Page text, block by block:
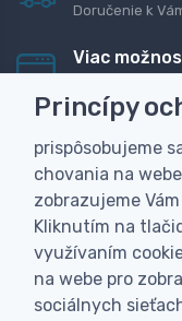
Doručenie k
Viac
dobierku
Vyrobíme Vám
Skúsenosť
Široký
Princípy
prispôsobujeme
chovania na
zobrazujeme
Kliknutím na
využívaním
na webe pro
sociálnych